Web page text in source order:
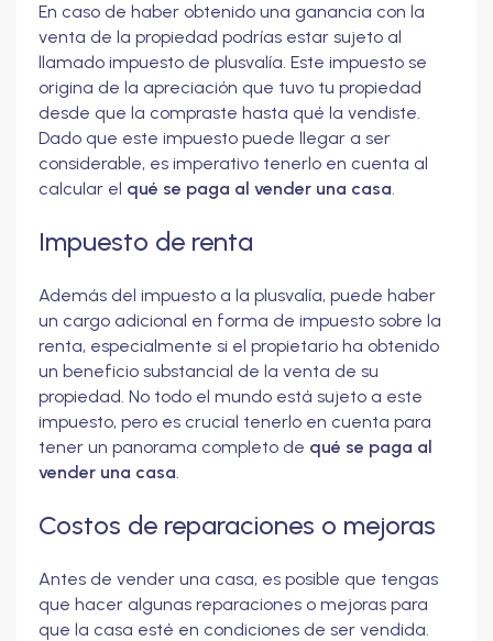
En caso de haber obtenido una ganancia con la
venta de la propiedad podrías estar sujeto al
llamado impuesto de plusvalía. Este impuesto se
origina de la apreciación que tuvo tu propiedad
desde que la compraste hasta qué la vendiste.
Dado que este impuesto puede llegar a ser
considerable, es imperativo tenerlo en cuenta al
calcular el qué se paga al vender una casa.
Impuesto de renta
Además del impuesto a la plusvalía, puede haber
un cargo adicional en forma de impuesto sobre la
renta, especialmente si el propietario ha obtenido
un beneficio substancial de la venta de su
propiedad. No todo el mundo está sujeto a este
impuesto, pero es crucial tenerlo en cuenta para
tener un panorama completo de qué se paga al
vender una casa.
Costos de reparaciones o mejoras
Antes de vender una casa, es posible que tengas
que hacer algunas reparaciones o mejoras para
que la casa esté en condiciones de ser vendida.